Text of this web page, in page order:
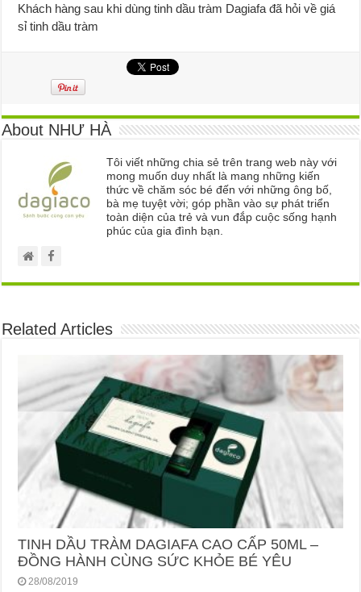
Khách hàng sau khi dùng tinh dầu tràm Dagiafa đã hỏi về giá
sỉ tinh dầu tràm
About NHƯ HÀ
Tôi viết những chia sẻ trên trang web này với
mong muốn duy nhất là mang những kiến
thức về chăm sóc bé đến với những ông bố,
bà mẹ tuyệt vời; góp phần vào sự phát triển
toàn diện của trẻ và vun đắp cuộc sống hạnh
phúc của gia đình bạn.
Related Articles
TINH DẦU TRÀM DAGIAFA CAO CẤP 50ML –
ĐỒNG HÀNH CÙNG SỨC KHỎE BÉ YÊU
28/08/2019